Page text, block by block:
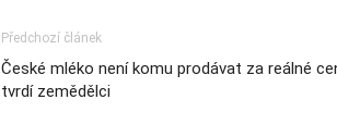
Předchozí článek
České mléko není komu prodávat za reálné
tvrdí zemědělci